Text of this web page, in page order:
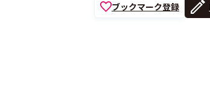
ブックマーク登録